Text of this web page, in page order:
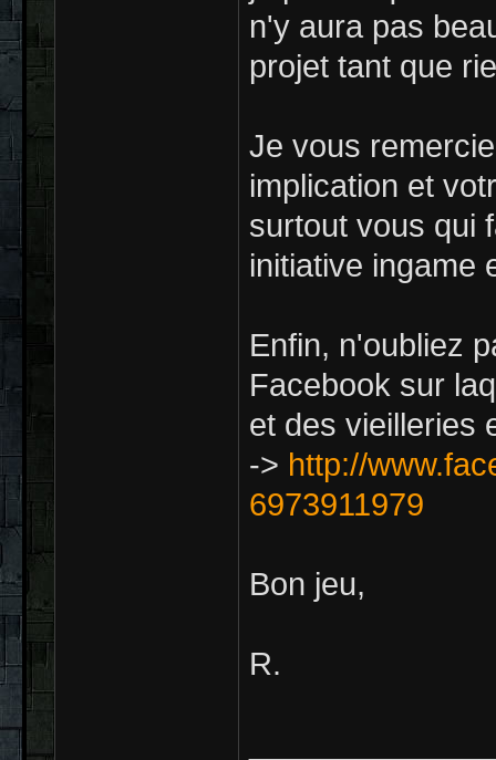
n'y aura pas
projet tant que
Je vous
implication et
surtout vous qui
initiative ingame
Enfin, n'oubliez
Facebook sur
et des vieilleries
-> http://
6973911979
Bon jeu,
R.